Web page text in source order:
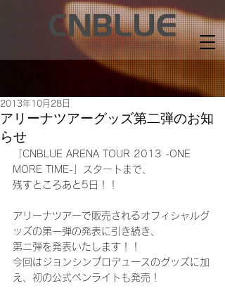
アリーナツアーグッズ第二弾のお知
らせ
2013年10月28日
「CNBLUE ARENA TOUR 2013 -ONE
MORE TIME-」スタートまで、
残すところあと5日！！
アリーナツアーで販売されるオフィシャルグ
ッズの第一弾の発表に引き続き、
第二弾を発表いたします！！
今回はジョンシンプロデュースのグッズに加
え、初の公式ペンライトも発売！